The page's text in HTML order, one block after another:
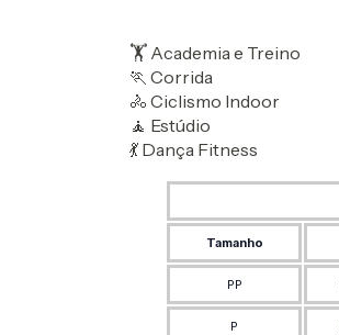
🏋️ Academia e Treino
🏃 Corrida
🚴 Ciclismo Indoor
🧘 Estúdio
💃 Dança Fitness
Tamanho
PP
P